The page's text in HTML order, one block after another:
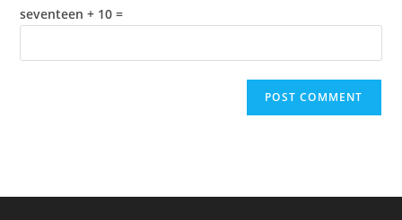
seventeen + 10 =